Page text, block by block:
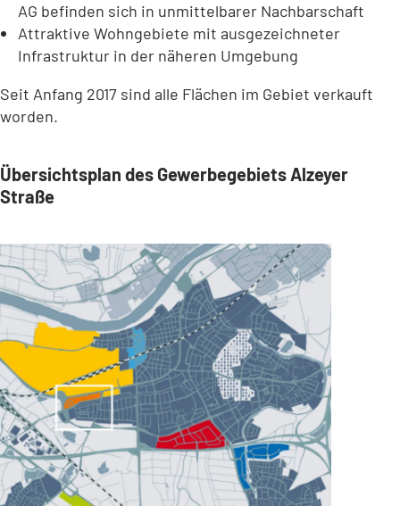
AG befinden sich in unmittelbarer Nachbarschaft
Attraktive Wohngebiete mit ausgezeichneter
Infrastruktur in der näheren Umgebung
Seit Anfang 2017 sind alle Flächen im Gebiet verkauft
worden.
Übersichtsplan des Gewerbegebiets Alzeyer
Straße